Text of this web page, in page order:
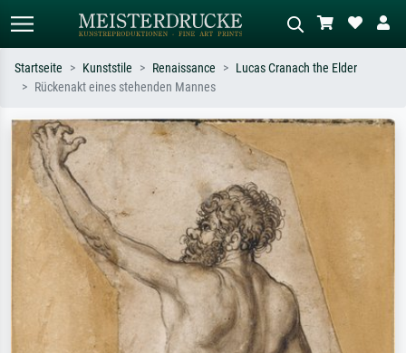
Suchen Sie nach Künstlern, Werktiteln
oder Stilen – z.B. Monet,
Sternennacht, Impressionismus, Welle
Hokusai, Akt.
Beschreiben Sie die Szene – z.B. Grüne
Wiese, Abstrakt mit viel Rot, Dunkles
Ölgemälde, Stehender Akt neben einem
Baum.
Startseite Kunststile Renaissance
Lucas Cranach the Elder
Rückenakt eines stehenden Mannes